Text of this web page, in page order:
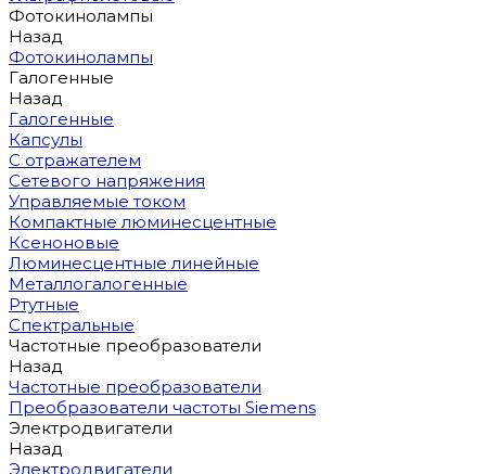
Фотокинолампы
Назад
Фотокинолампы
Галогенные
Назад
Галогенные
Капсулы
С отражателем
Сетевого напряжения
Управляемые током
Компактные люминесцентные
Ксеноновые
Люминесцентные линейные
Металлогалогенные
Ртутные
Спектральные
Частотные преобразователи
Назад
Частотные преобразователи
Преобразователи частоты Siemens
Электродвигатели
Назад
Электродвигатели